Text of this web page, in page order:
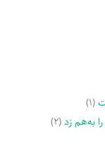
(۱)
به‌هم زد(۲)